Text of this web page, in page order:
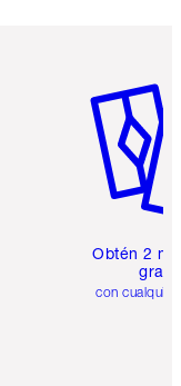
Obtén 2
gratis
con